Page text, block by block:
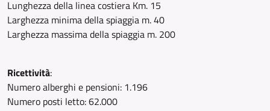
Lunghezza della linea costiera Km. 15
Larghezza minima della spiaggia m. 40
Larghezza massima della spiaggia m. 200
Ricettività:
Numero alberghi e pensioni: 1.196
Numero posti letto: 62.000